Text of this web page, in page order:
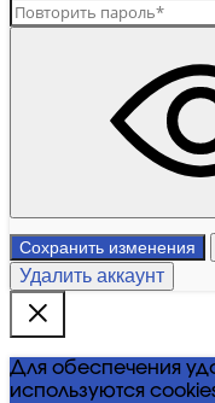
Сохранить изменения
Удалить аккаунт
Для обеспечения
используются